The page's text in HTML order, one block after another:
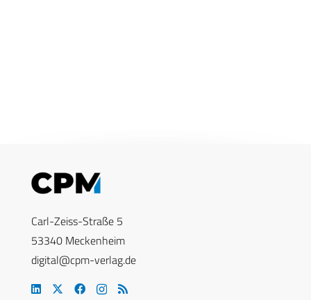
Carl-Zeiss-Straße 5
53340 Meckenheim
digital@cpm-verlag.de